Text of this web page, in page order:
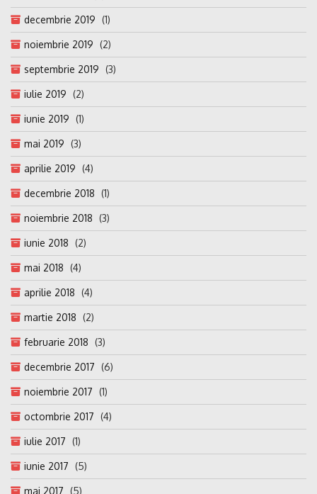
decembrie 2019 (1)
noiembrie 2019 (2)
septembrie 2019 (3)
iulie 2019 (2)
iunie 2019 (1)
mai 2019 (3)
aprilie 2019 (4)
decembrie 2018 (1)
noiembrie 2018 (3)
iunie 2018 (2)
mai 2018 (4)
aprilie 2018 (4)
martie 2018 (2)
februarie 2018 (3)
decembrie 2017 (6)
noiembrie 2017 (1)
octombrie 2017 (4)
iulie 2017 (1)
iunie 2017 (5)
mai 2017 (5)